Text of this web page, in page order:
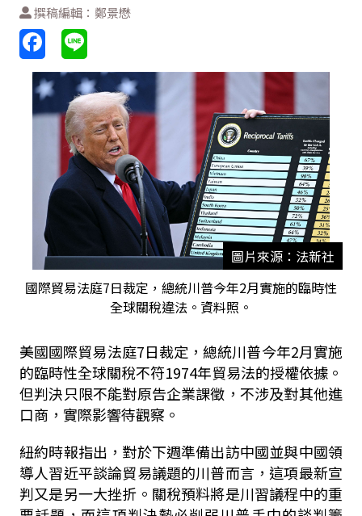
撰稿編輯：鄭景懋
圖片來源：法新社
國際貿易法庭7日裁定，總統川普今年2月實施的臨時性
全球關稅違法。資料照。
美國國際貿易法庭7日裁定，總統川普今年2月實施
的臨時性全球關稅不符1974年貿易法的授權依據。
但判決只限不能對原告企業課徵，不涉及對其他進
口商，實際影響待觀察。
紐約時報指出，對於下週準備出訪中國並與中國領
導人習近平談論貿易議題的川普而言，這項最新宣
判又是另一大挫折。關稅預料將是川習議程中的重